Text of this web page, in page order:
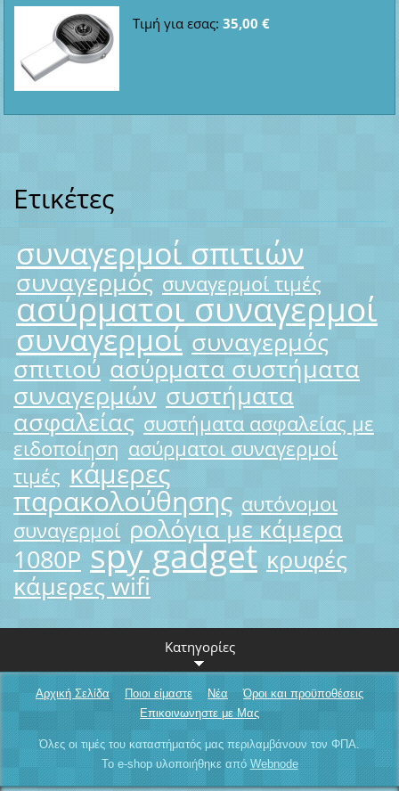
Τιμή για εσας: 35,00 €
Ετικέτες
συναγερμοί σπιτιών
συναγερμός συναγερμοί τιμές
ασύρματοι συναγερμοί
συναγερμοί συναγερμός
σπιτιού ασύρματα συστήματα
συναγερμών συστήματα
ασφαλείας συστήματα ασφαλείας με
ειδοποίηση ασύρματοι συναγερμοί
τιμές κάμερες
παρακολούθησης αυτόνομοι
συναγερμοί ρολόγια με κάμερα
1080P spy gadget κρυφές
κάμερες wifi
Κατηγορίες
Αρχική Σελίδα Ποιοι είμαστε Νέα
Όροι και προϋποθέσεις
Επικοινωνηστε με Μας
Όλες οι τιμές του καταστήματός μας περιλαμβάνουν τον ΦΠΑ.
Το e-shop υλοποιήθηκε απόWebnode